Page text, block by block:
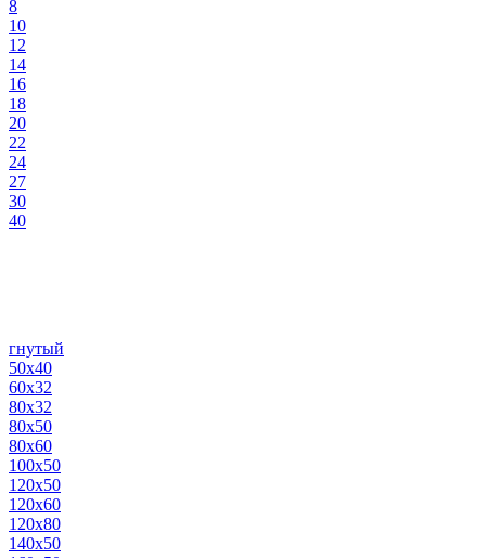
8
10
12
14
16
18
20
22
24
27
30
40
гнутый
50х40
60х32
80х32
80х50
80х60
100х50
120х50
120х60
120х80
140х50